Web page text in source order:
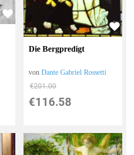
Die Bergpredigt
vonDante Gabriel Rossetti
€201.00
€116.58